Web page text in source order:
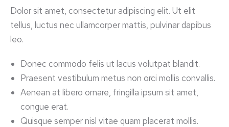
Dolor sit amet, consectetur adipiscing elit. Ut elit
tellus, luctus nec ullamcorper mattis, pulvinar dapibus
leo.
Donec commodo felis ut lacus volutpat blandit.
Praesent vestibulum metus non orci mollis convallis.
Aenean at libero ornare, fringilla ipsum sit amet,
congue erat.
Quisque semper nisl vitae quam placerat mollis.